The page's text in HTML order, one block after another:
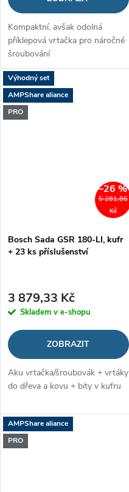
Kompaktní, avšak odolná
příklepová vrtačka pro náročné
šroubování
Výhodný set
AMPShare aliance
PRO
5 281,86
Kč
–26 %
Bosch Sada GSR 180-LI, kufr
+ 23 ks příslušenství
3 879,33 Kč
Skladem v e-shopu
ZOBRAZIT
Aku vrtačka/šroubovák + vrtáky
do dřeva a kovu + bity v kufru
AMPShare aliance
PRO